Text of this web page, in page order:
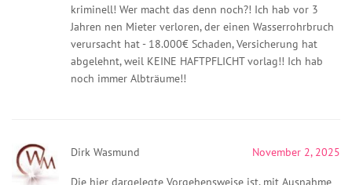
kriminell! Wer macht das denn noch?! Ich hab vor 3
Jahren nen Mieter verloren, der einen Wasserrohrbruch
verursacht hat - 18.000€ Schaden, Versicherung hat
abgelehnt, weil KEINE HAFTPFLICHT vorlag!! Ich hab
noch immer Albträume!!
Dirk Wasmund November 2, 2025
Die hier dargelegte Vorgehensweise ist, mit Ausnahme